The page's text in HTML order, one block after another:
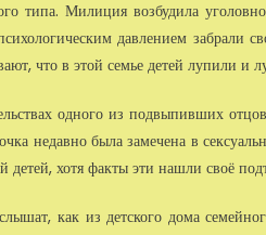
типа. Милиция возбудила
давлением забрали
что в этой семье детей лупили и
одного из подвыпивших
недавно была замечена в
хотя факты эти нашли своё
как из детского дома